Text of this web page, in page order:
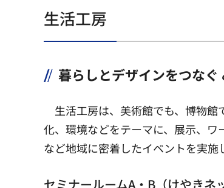
生活工房
暮らしとデザインをつなぐ
生活工房は、美術館でも、博物
化、環境などをテーマに、展示、
など地域に密着したイベントを実施
セミナールームA・B（けやきネ